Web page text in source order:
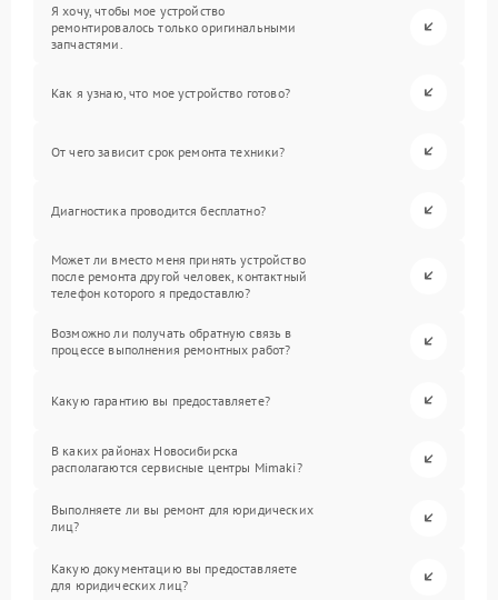
Я хочу, чтобы мое устройство
ремонтировалось только оригинальными
запчастями.
Как я узнаю, что мое устройство готово?
От чего зависит срок ремонта техники?
Диагностика проводится бесплатно?
Может ли вместо меня принять устройство
после ремонта другой человек, контактный
телефон которого я предоставлю?
Возможно ли получать обратную связь в
процессе выполнения ремонтных работ?
Какую гарантию вы предоставляете?
В каких районах Новосибирска
располагаются сервисные центры Mimaki?
Выполняете ли вы ремонт для юридических
лиц?
Какую документацию вы предоставляете
для юридических лиц?